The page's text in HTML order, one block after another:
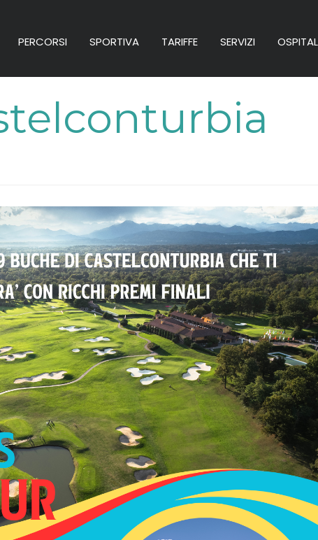
PERCORSI SPORTIVA TARIFFE SERVIZI